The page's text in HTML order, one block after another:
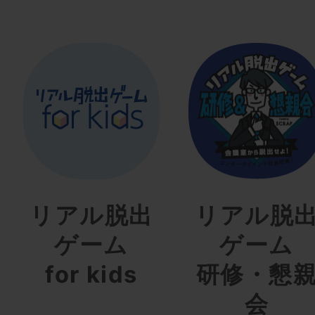
リアル脱出
ゲーム
for kids
リアル脱
ゲーム
研修・懇
会